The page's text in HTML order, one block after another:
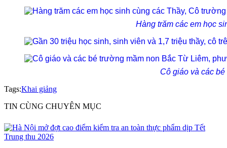
Hàng trăm các em học
Cô giáo và các
Tags:Khai giảng
TIN CÙNG CHUYÊN MỤC